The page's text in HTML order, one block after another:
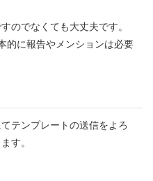
のでなくても大丈夫です。
的に報告やメンションは必要
テンプレートの送信をよろ
す。